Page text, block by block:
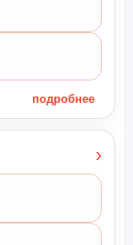
подробнее
›